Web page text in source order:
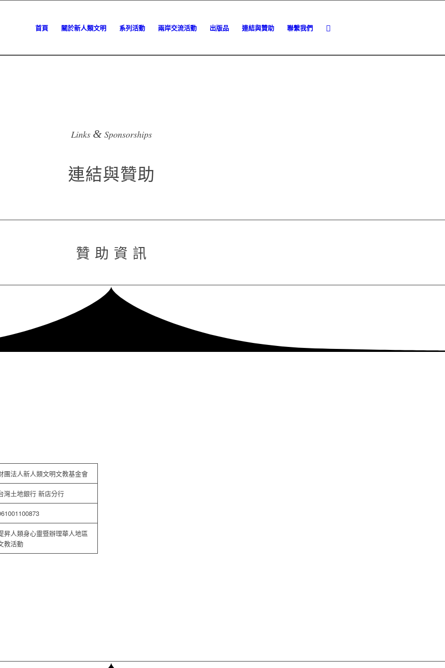
首頁 關於新人類文明 系列活動 兩岸交流活動 出版品 連結與贊助 聯繫我們
Links &Sponsorships
連結與贊助
贊 助 資 訊
團法人新人類文明文教基金會
灣土地銀行 新店分行
昇人類身心靈暨辦理華人地區
教活動